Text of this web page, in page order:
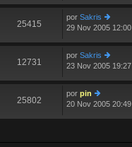
o
m
e
n
s
25415
por Sakris
er
o
m
e
s
29 Nov 2005 12:00
12731
por Sakris
er
m
e
s
23 Nov 2005 19:27
25802
por pin
er
20 Nov 2005 20:49